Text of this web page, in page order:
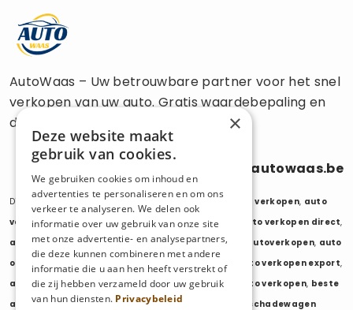
AutoWaas – Uw betrouwbare partner voor het snel
verkopen van uw auto. Gratis waardebepaling en
directe uitbetaling.
info@autowaas.be
Diensten: auto verkopen auto export verkopen, auto
verkopen export,auto verkopen zonder keuring auto verkopen direct,
auto tweedehands verkopen,mijn auto verkopen autoverkopen, auto
opkopers
opkoper auto , export auto verkopen auto verkopen export,
auto opkoper export,opkopen van auto's,oude auto verkopen, beste
auto opkoper,wij kopen auto's,wij kopen uw auto schadewagen
×
Deze website maakt
gebruik van cookies.
We gebruiken cookies om inhoud en
advertenties te personaliseren en om ons
verkeer te analyseren. We delen ook
informatie over uw gebruik van onze site
met onze advertentie- en analysepartners,
die deze kunnen combineren met andere
informatie die u aan hen heeft verstrekt of
die zij hebben verzameld door uw gebruik
van hun diensten. Privacybeleid